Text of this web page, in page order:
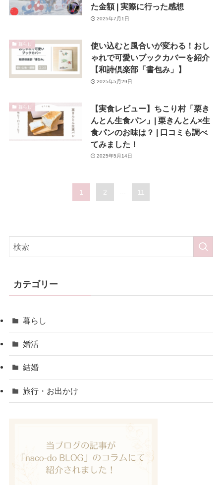
た金額 | 実際に行った感想
2025年7月1日
暮らし
使い込むと風合いが変わる！おし
ゃれで可愛いブックカバーを紹介
【和詩倶楽部「書包み」】
2025年5月29日
暮らし
【実食レビュー】ちこり村「栗き
んとん生食パン」| 栗きんとん×生
食パンのお味は？ | 口コミも調べ
てみました！
2025年5月14日
1 2 ... 11
カテゴリー
暮らし
婚活
結婚
旅行・お出かけ